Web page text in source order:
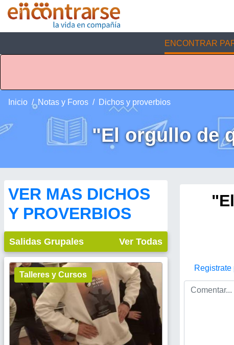
ENCONTRAR
Inicio Notas y Foros Dichos y proverbios
"El orgullo de
VER MAS DICHOS
Y PROVERBIOS
Salidas Grupales Ver Todas
Talleres y Cursos